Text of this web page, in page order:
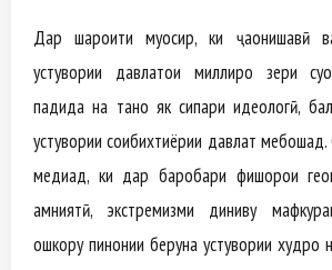
Дар шароити муосир, ки ҷаҳонишавӣ
устувории давлатҳои миллиро зери
падида на танҳо як сипари идеологӣ,
устувории соҳибихтиёрии давлат
медиҳад, ки дар баробари фишорҳои
амниятӣ, экстремизми диниву
ошкору пинҳонии беруна устувории худро